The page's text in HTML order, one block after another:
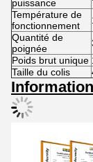
puissance
Température de
fonctionnement
Quantité de
poignée
Poids brut unique
Taille du colis